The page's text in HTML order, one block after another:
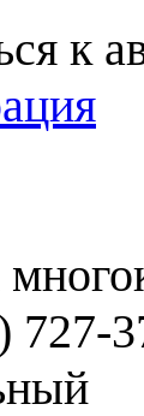
к
727-